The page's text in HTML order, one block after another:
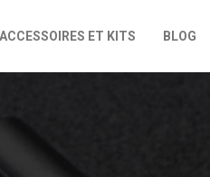
ACCESSOIRES ET KITS BLOG